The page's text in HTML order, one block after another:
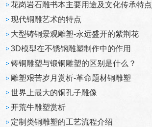
花岗岩石雕书本主要用途及文化传承特点
现代铜雕艺术的特点
大型铸铜景观雕塑-永远盛开的紫荆花
3D模型在不锈钢雕塑制作中的作用
铸铜雕塑与锻铜雕塑的区别是什么？
雕塑艰苦岁月赏析-革命题材铜雕塑
世界上最大的铜孔子雕像
开荒牛雕塑赏析
定制类铜雕塑的工艺流程介绍